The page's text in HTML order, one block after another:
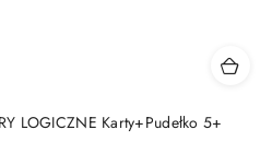
LOGICZNE Karty+Pudełko 5+